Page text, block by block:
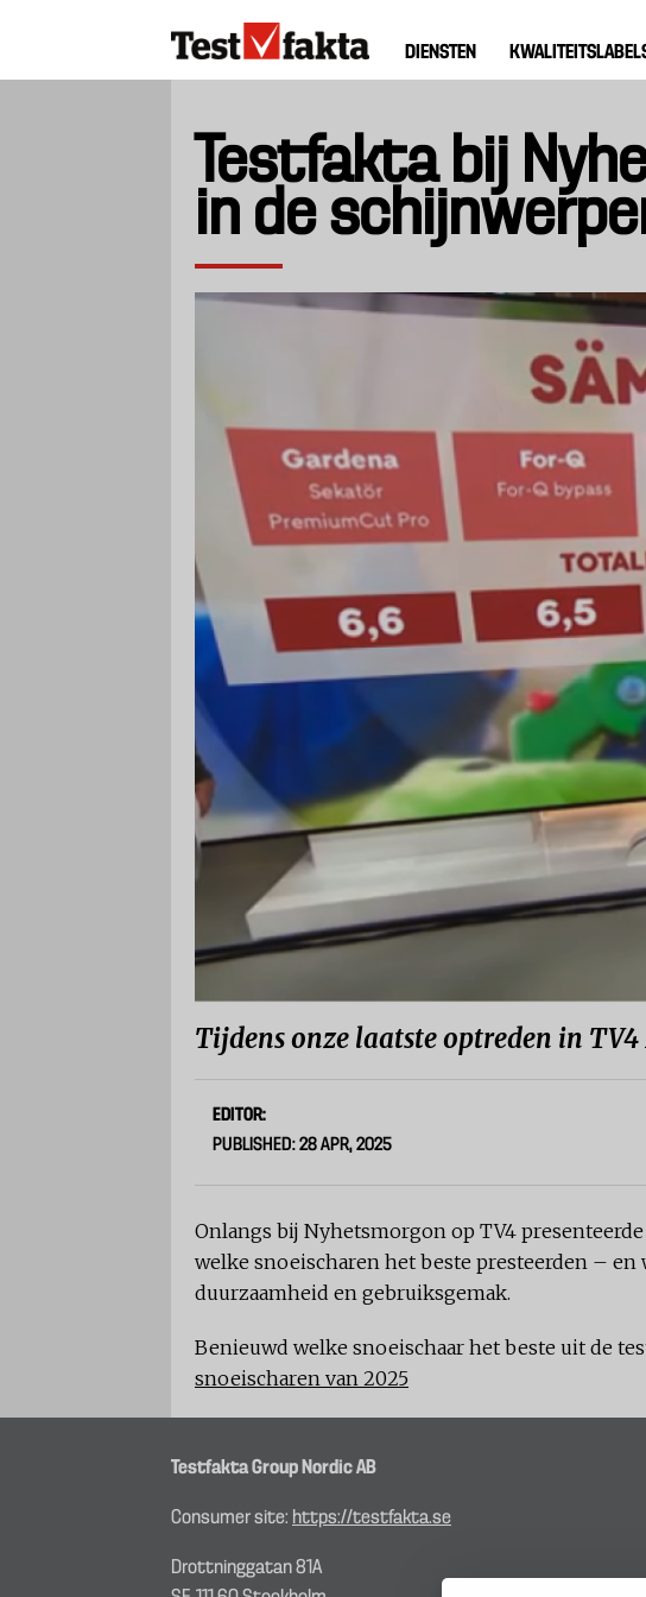
ny
DIENSTEN
Testfakta bij
in de
Tijdens onze laatste optreden in
EDITOR:
PUBLISHED: 28 APR, 2025
Onlangs bij Nyhetsmorgon op TV4
welke snoeischaren het beste presteerden –
duurzaamheid en gebruiksgemak.
Benieuwd welke snoeischaar het beste uit de
snoeischaren van 2025
Testfakta Group Nordic AB
Consumer site: https://testfakta.se
Drottninggatan 81A